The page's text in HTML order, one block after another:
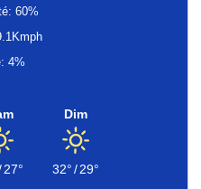
60%
4%
27°
Dim
32°/29°